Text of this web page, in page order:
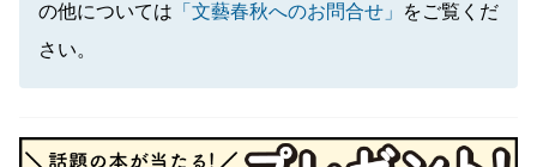
の他については 「文藝春秋へのお問合せ」
をご覧くだ
さい。